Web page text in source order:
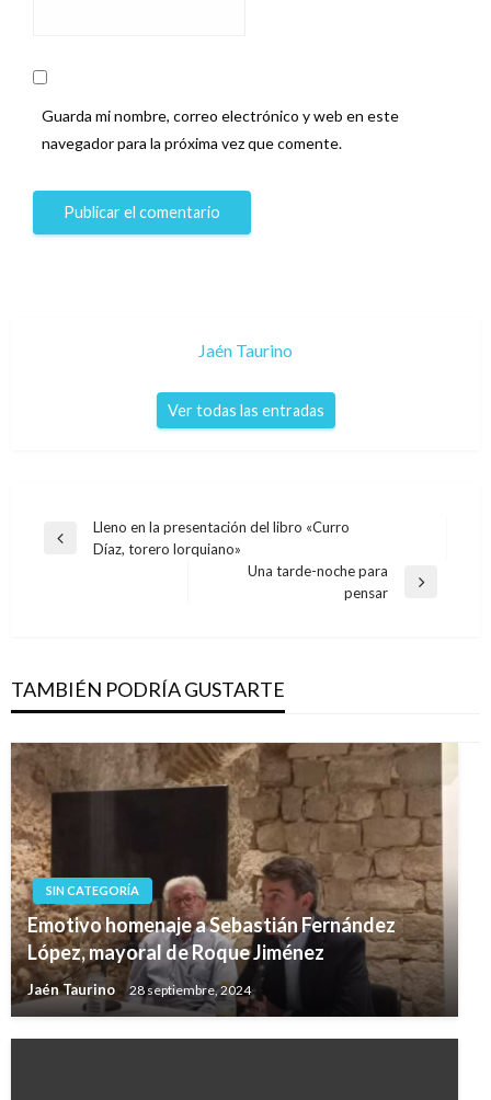
Guarda mi nombre, correo electrónico y web en este
navegador para la próxima vez que comente.
Jaén Taurino
Ver todas las entradas
Navegación
Entrada
Lleno en la presentación del libro «Curro
Díaz, torero lorquiano»
Una tarde-noche para
pensar
TAMBIÉN PODRÍA GUSTARTE
SIN CATEGORÍA
Emotivo homenaje a Sebastián Fernández
López, mayoral de Roque Jiménez
Jaén Taurino 28 septiembre, 2024